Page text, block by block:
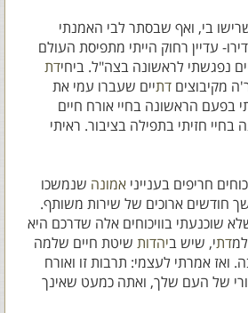
בי, ואף שבסתר לבי האמנתי
עדיין רחוק הייתי מתפיסת העולם
נפגשתי לראשונה בצה"ל. ביחידת
מקיבוצים דתיים שעברו עמי את
בפעם הראשונה בחיי אורח חיים
חזיתי בתפילה בציבור. ראיתי
חריפים בענייני אמונה שנמשכו
חודשים ארוכים של שירות משותף.
שוכנעתי בוויכוחים אלה שדרכם היא
דתי, שיש ביהדות שיטת חיים שלמה
ואז אמרתי לעצמי: תרבות זו ואורח
של העם שלך, ואתה כמעט שאינך